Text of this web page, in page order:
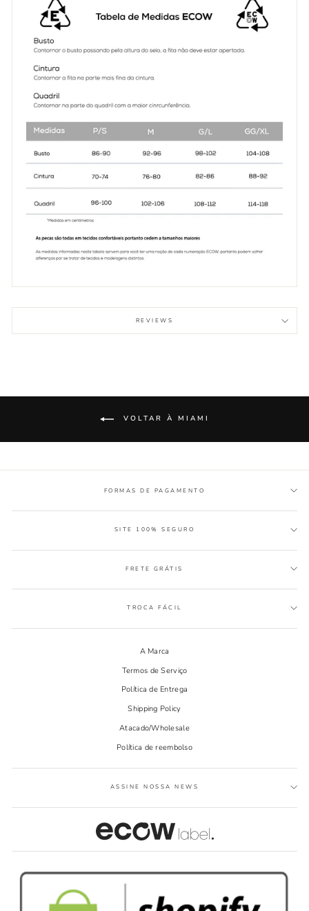
REVIEWS
VOLTAR À MIAMI
FORMAS DE PAGAMENTO
SITE 100% SEGURO
FRETE GRÁTIS
TROCA FÁCIL
A Marca
Termos de Serviço
Política de Entrega
Shipping Policy
Atacado/Wholesale
Política de reembolso
ASSINE NOSSA NEWS